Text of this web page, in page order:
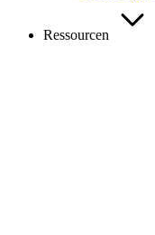
Ressourcen